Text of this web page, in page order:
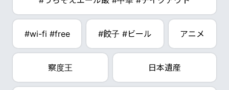
#wi-fi #free #餃子 #ビール アニメ
察度王 日本遺産